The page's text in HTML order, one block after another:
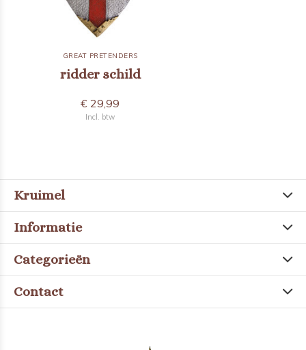
GREAT PRETENDERS
ridder schild
€ 29,99
Incl. btw
Kruimel
Informatie
Categorieën
Contact